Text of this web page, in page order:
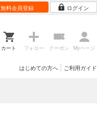
無料会員登録 ログイン
カート フォロー クーポン Myページ
ご利用ガイド
はじめての方へ